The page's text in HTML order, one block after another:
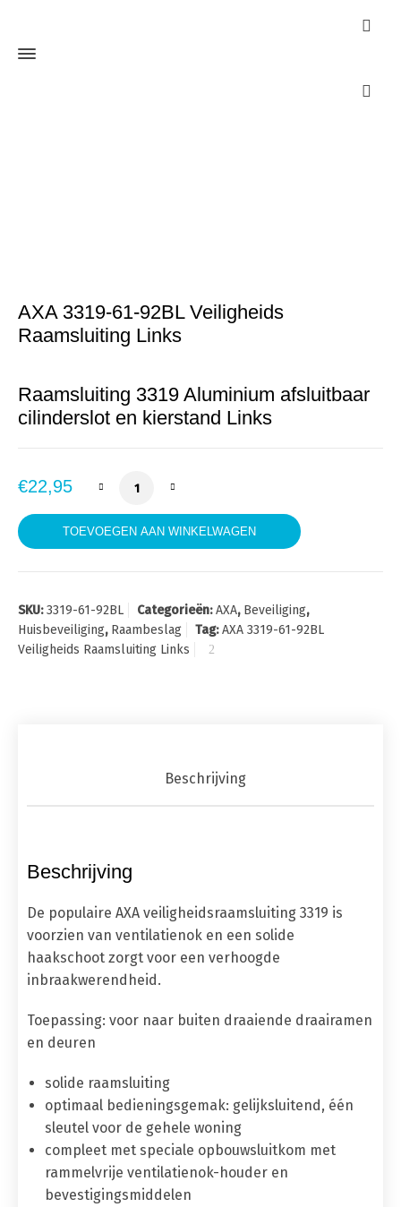
AXA 3319-61-92BL Veiligheids
Raamsluiting Links
Raamsluiting 3319 Aluminium afsluitbaar
cilinderslot en kierstand Links
€22,95 AXA 3319-61-92BL Veiligheids
TOEVOEGEN AAN WINKELWAGEN
SKU:3319-61-92BL Categorieën:AXA, Beveiliging,
Huisbeveiliging, Raambeslag Tag:AXA 3319-61-92BL
Veiligheids Raamsluiting Links
Beschrijving
Beschrijving
De populaire AXA veiligheidsraamsluiting 3319 is
voorzien van ventilatienok en een solide
haakschoot zorgt voor een verhoogde
inbraakwerendheid.
Toepassing: voor naar buiten draaiende draairamen
en deuren
solide raamsluiting
optimaal bedieningsgemak: gelijksluitend, één
sleutel voor de gehele woning
compleet met speciale opbouwsluitkom met
rammelvrije ventilatienok-houder en
bevestigingsmiddelen